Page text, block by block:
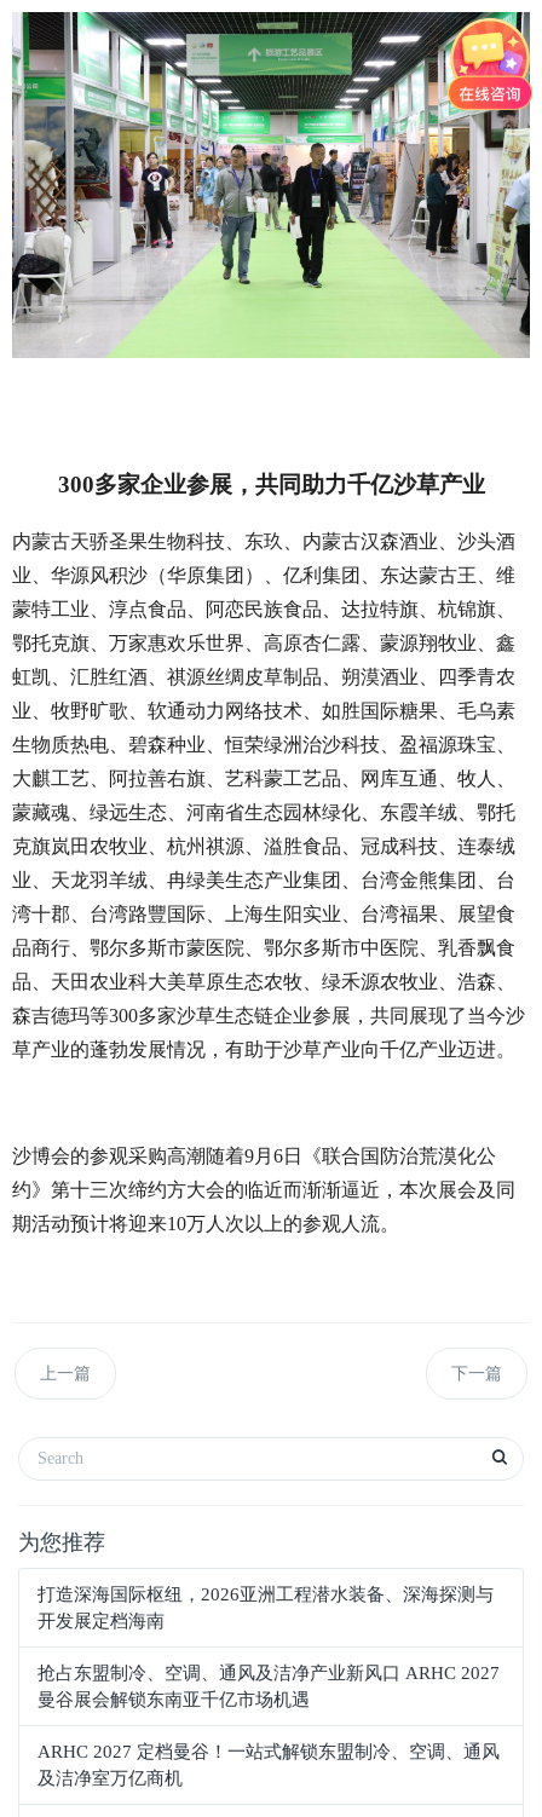
300多家企业参展，共同助力千亿沙草产业
内蒙古天骄圣果生物科技、东玖、内蒙古汉森酒业、沙头酒
业、华源风积沙（华原集团）、亿利集团、东达蒙古王、维
蒙特工业、淳点食品、阿恋民族食品、达拉特旗、杭锦旗、
鄂托克旗、万家惠欢乐世界、高原杏仁露、蒙源翔牧业、鑫
虹凯、汇胜红酒、祺源丝绸皮草制品、朔漠酒业、四季青农
业、牧野旷歌、软通动力网络技术、如胜国际糖果、毛乌素
生物质热电、碧森种业、恒荣绿洲治沙科技、盈福源珠宝、
大麒工艺、阿拉善右旗、艺科蒙工艺品、网库互通、牧人、
蒙藏魂、绿远生态、河南省生态园林绿化、东霞羊绒、鄂托
克旗岚田农牧业、杭州祺源、溢胜食品、冠成科技、连泰绒
业、天龙羽羊绒、冉绿美生态产业集团、台湾金熊集团、台
湾十郡、台湾路豐国际、上海生阳实业、台湾福果、展望食
品商行、鄂尔多斯市蒙医院、鄂尔多斯市中医院、乳香飘食
品、天田农业科大美草原生态农牧、绿禾源农牧业、浩森、
森吉德玛等300多家沙草生态链企业参展，共同展现了当今沙
草产业的蓬勃发展情况，有助于沙草产业向千亿产业迈进。
沙博会的参观采购高潮随着9月6日《联合国防治荒漠化公
约》第十三次缔约方大会的临近而渐渐逼近，本次展会及同
期活动预计将迎来10万人次以上的参观人流。
上一篇 下一篇
为您推荐
打造深海国际枢纽，2026亚洲工程潜水装备、深海探测与
开发展定档海南
抢占东盟制冷、空调、通风及洁净产业新风口 ARHC 2027
曼谷展会解锁东南亚千亿市场机遇
ARHC 2027 定档曼谷！一站式解锁东盟制冷、空调、通风
及洁净室万亿商机